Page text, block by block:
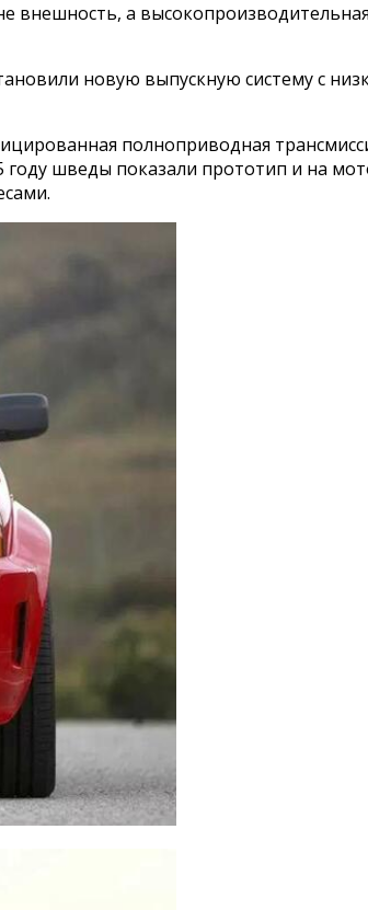
внешность, а
новую выпускную систему с
полноприводная
шведы показали прототип и на